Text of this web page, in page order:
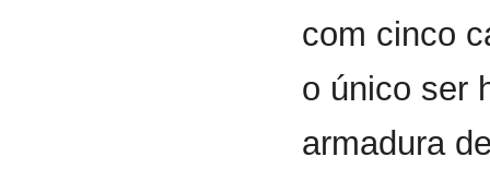
com cinco
o único ser
armadura